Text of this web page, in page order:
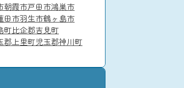
朝霞市戸田市鴻巣市
田市羽生市鶴ヶ島市
町比企郡吉見町
郡上里町児玉郡神川町